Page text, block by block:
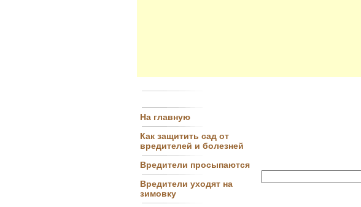
На главную
Как защитить сад от
вредителей и болезней
Вредители просыпаются
Вредители уходят на
зимовку